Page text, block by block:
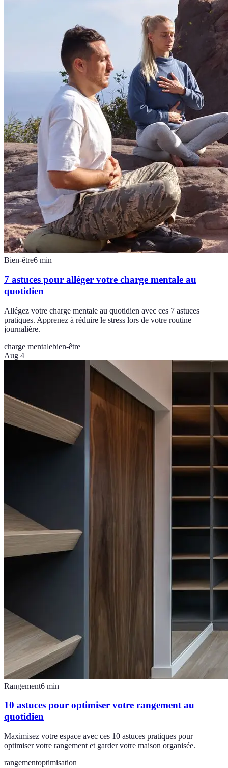
Bien-être6 min
7 astuces pour alléger votre charge mentale au
quotidien
Allégez votre charge mentale au quotidien avec ces 7 astuces
pratiques. Apprenez à réduire le stress lors de votre routine
journalière.
charge mentalebien-être
Aug 4
Rangement6 min
10 astuces pour optimiser votre rangement au
quotidien
Maximisez votre espace avec ces 10 astuces pratiques pour
optimiser votre rangement et garder votre maison organisée.
rangementoptimisation